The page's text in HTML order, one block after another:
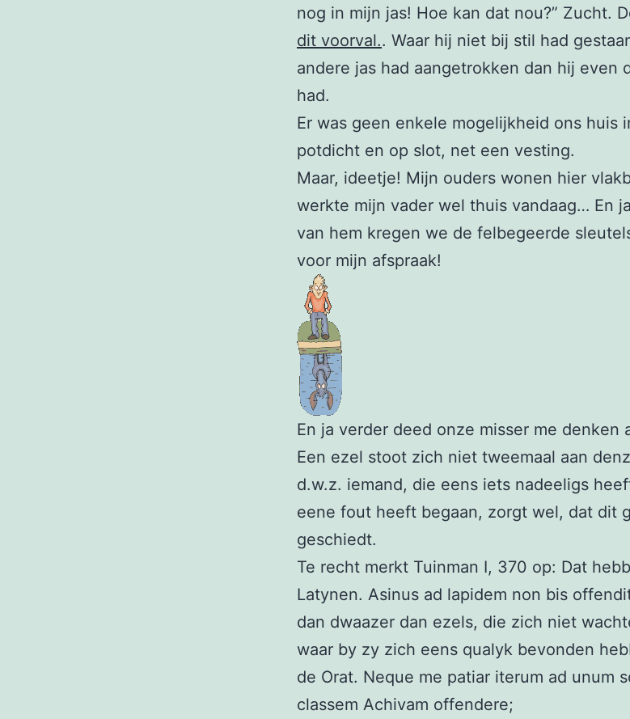
nog in mijn jas! Hoe kan dat nou?” Zucht.
dit voorval.. Waar hij niet bij stil had
andere jas had aangetrokken dan hij even
had.
Er was geen enkele mogelijkheid ons huis
potdicht en op slot, net een vesting.
Maar, ideetje! Mijn ouders wonen hier
werkte mijn vader wel thuis vandaag… En
van hem kregen we de felbegeerde
voor mijn afspraak!
En ja verder deed onze misser me denken
Een ezel stoot zich niet tweemaal aan
d.w.z. iemand, die eens iets nadeeligs
eene fout heeft begaan, zorgt wel, dat dit
geschiedt.
Te recht merkt Tuinman I, 370 op: Dat
Latynen. Asinus ad lapidem non bis
dan dwaazer dan ezels, die zich niet
waar by zy zich eens qualyk bevonden
de Orat. Neque me patiar iterum ad unum
classem Achivam offendere;